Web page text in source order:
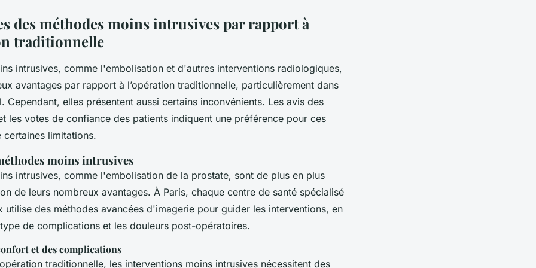
des méthodes moins intrusives par rapport à
traditionnelle
intrusives, comme l'embolisation et d'autres interventions radiologiques,
avantages par rapport à l’opération traditionnelle, particulièrement dans
Cependant, elles présentent aussi certains inconvénients. Les avis des
les votes de confiance des patients indiquent une préférence pour ces
limitations.
moins intrusives
intrusives, comme l'embolisation de la prostate, sont de plus en plus
de leurs nombreux avantages. À Paris, chaque centre de santé spécialisé
utilise des méthodes avancées d'imagerie pour guider les interventions, en
de complications et les douleurs post-opératoires.
et des complications
traditionnelle, les interventions moins intrusives nécessitent des